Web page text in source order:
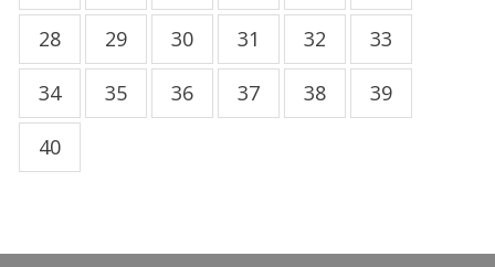
28 29 30 31 32 33
34 35 36 37 38 39
40